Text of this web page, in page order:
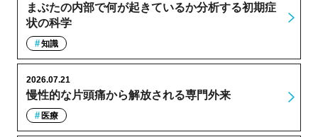
まぶたの内部で何が起きているか分析する初期症
状の科学
知識
慢性的な片頭痛から解放される専門外来
2026.07.21
医療